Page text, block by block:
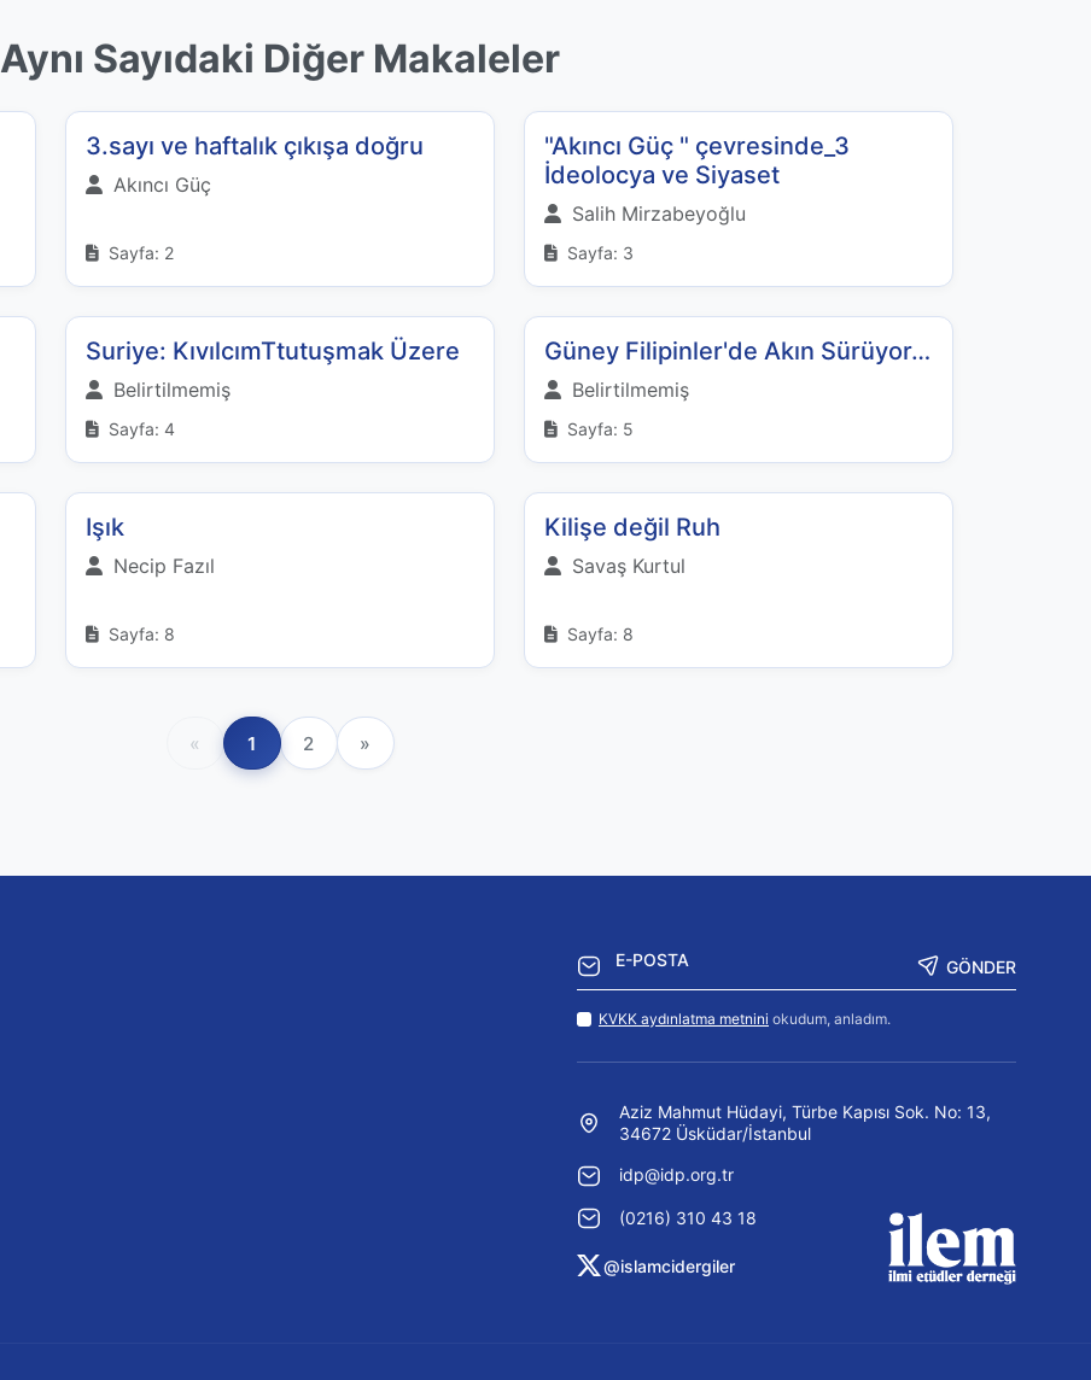
Aynı Sayıdaki Diğer Makaleler
3.sayı ve haftalık çıkışa doğru
Akıncı Güç
Sayfa: 2
"Akıncı Güç " çevresinde_3
İdeolocya ve Siyaset
Salih Mirzabeyoğlu
Sayfa: 3
Suriye: KıvılcımTtutuşmak Üzere
Belirtilmemiş
Sayfa: 4
Güney Filipinler'de Akın Sürüyor…
Belirtilmemiş
Sayfa: 5
Işık
Necip Fazıl
Sayfa: 8
Kilişe değil Ruh
Savaş Kurtul
Sayfa: 8
« 1 2 »
GÖNDER
KVKK aydınlatma metnini okudum, anladım.
Aziz Mahmut Hüdayi, Türbe Kapısı Sok. No: 13,
34672 Üsküdar/İstanbul
idp@idp.org.tr
(0216) 310 43 18
@islamcidergiler